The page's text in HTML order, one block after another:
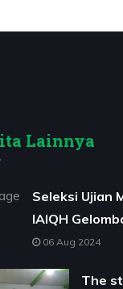
Lainnya
Seleksi Ujian
IAIQH
06 Aug 2024
The